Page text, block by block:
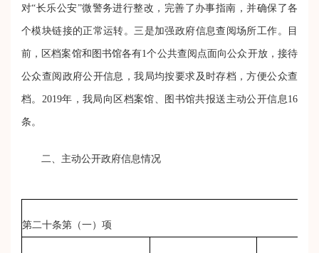
对“长乐公安”微警务进行整改，完善了办事指南，并确保了各
个模块链接的正常运转。 三是加强政府信息查阅场所工作。 目
前，区档案馆和图书馆各有1个公共查阅点面向公众开放，接待
公众查阅政府公开信息，我局均按要求及时存档，方便公众查
档。2019年，我局向区档案馆、图书馆共报送主动公开信息16
条。
二、主动公开政府信息情况
第二十条第（一）项